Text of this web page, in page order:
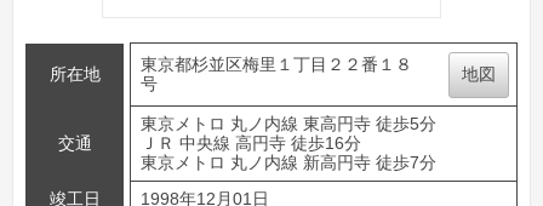
所在地
東京都杉並区梅里１丁目２２番１８
号
地図
交通
東京メトロ 丸ノ内線 東高円寺 徒歩5分
ＪＲ 中央線 高円寺 徒歩16分
東京メトロ 丸ノ内線 新高円寺 徒歩7分
竣工日
1998年12月01日